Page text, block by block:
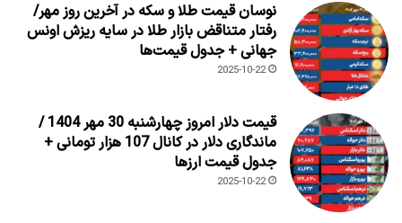
نوسان قیمت طلا و سکه در آخرین روز مهر/
رفتار متناقض بازار طلا در سایه ریزش اونس
جهانی + جدول قیمت‌ها
2025-10-22
قیمت دلار امروز چهارشنبه 30 مهر 1404 /
ماندگاری دلار در کانال 107 هزار تومانی +
جدول قیمت ارزها
2025-10-22